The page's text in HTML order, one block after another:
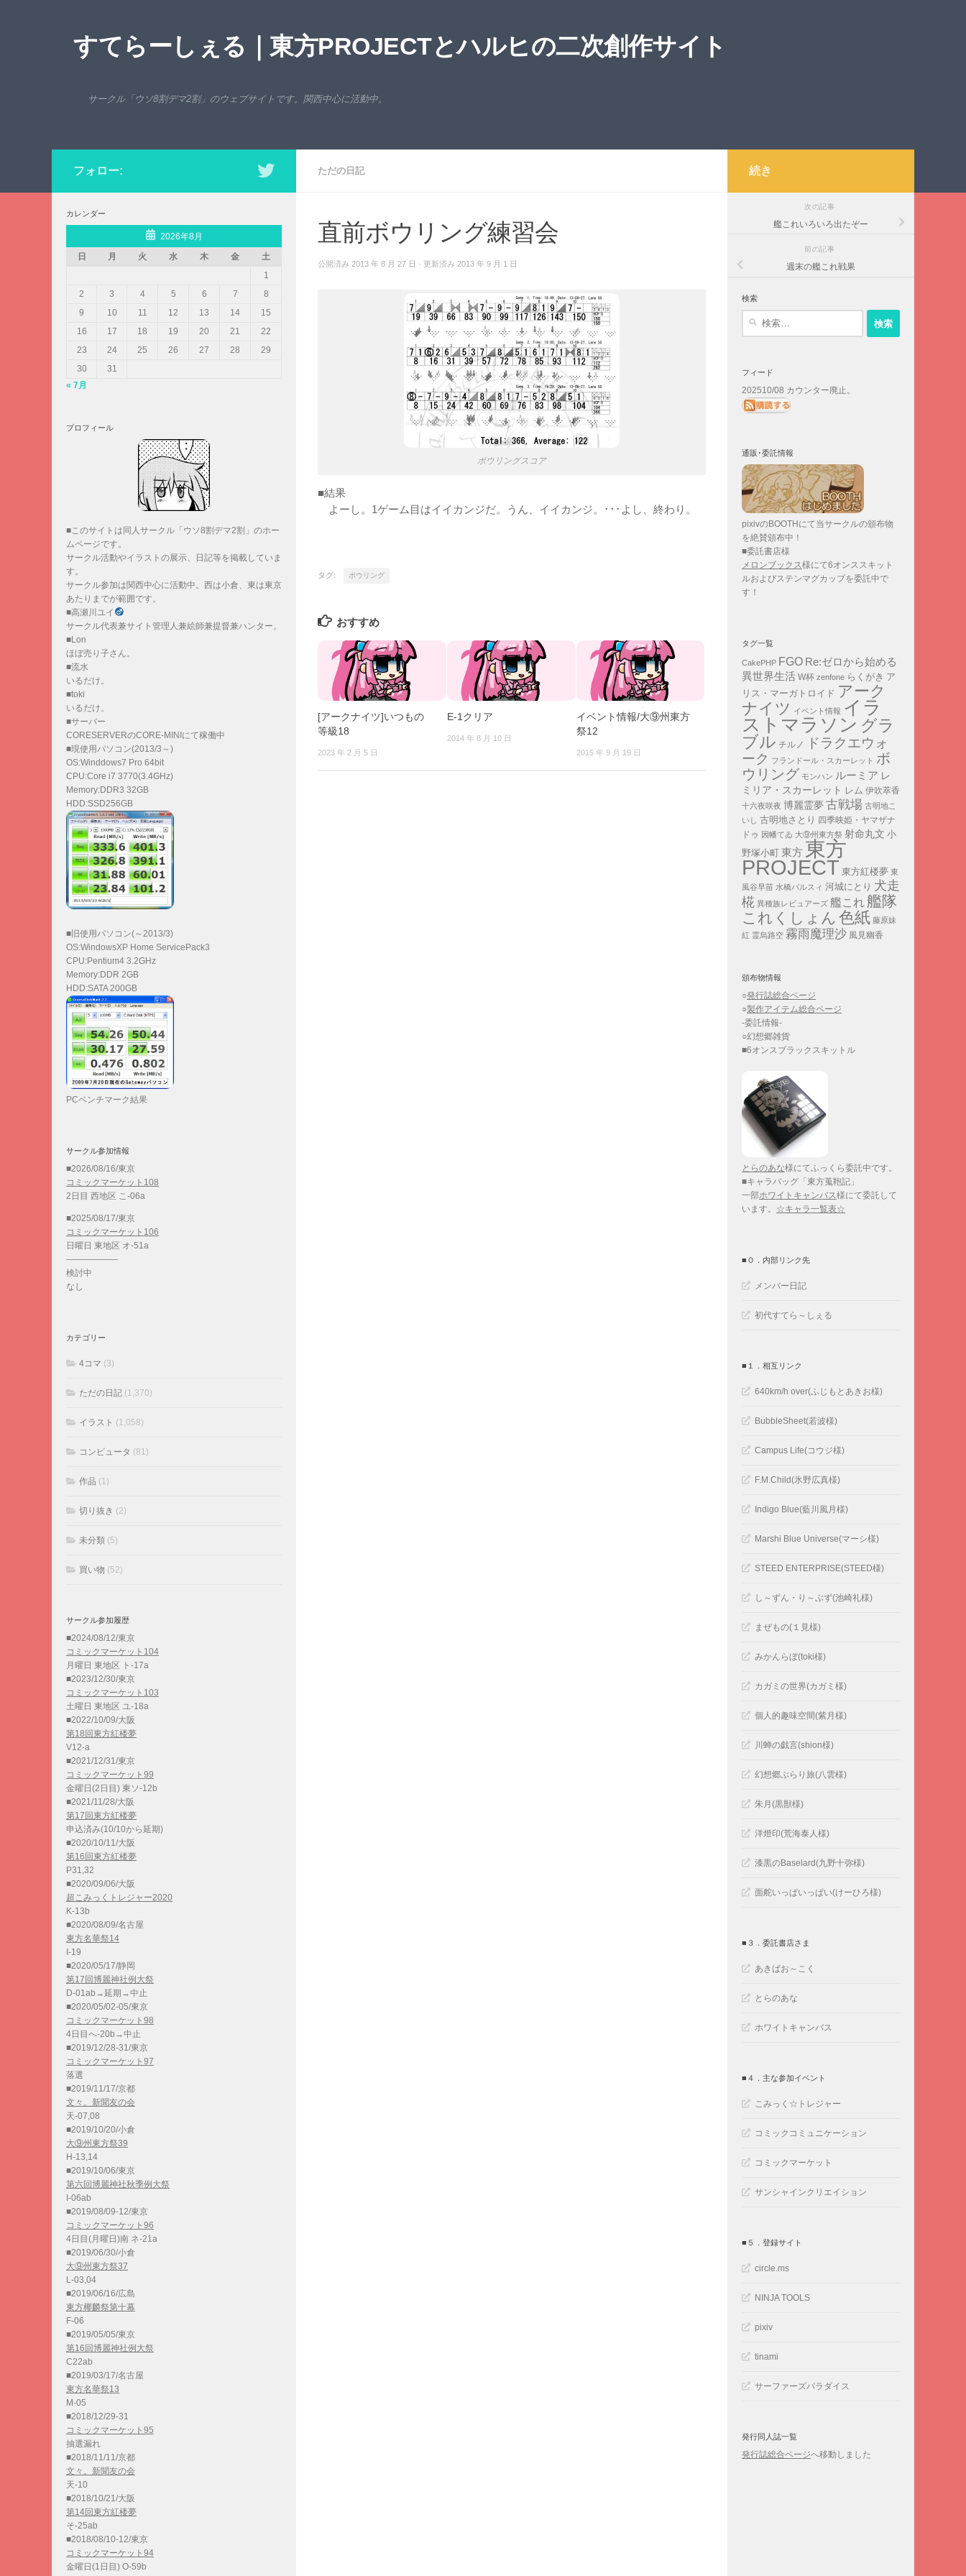
すてらーしぇる｜東方PROJECTとハルヒの二次創作サイト
サークル「ウソ8割デマ2割」のウェブサイトです。関西中心に活動中。
ただの日記
直前ボウリング練習会
公開済み 2013 年 8 月 27 日 · 更新済み 2013 年 9 月 1 日
ボウリングスコア
■結果
よーし。1ゲーム目はイイカンジだ。うん、イイカンジ。･･･よし、終わり。
タグ: ボウリング
おすすめ
[アークナイツ]いつもの
等級18
2023 年 2 月 5 日
E-1クリア
2014 年 8 月 10 日
イベント情報/大⑨州東方
祭12
2015 年 9 月 19 日
フォロー:
カレンダー
2026年8月
日
月 火 水 木 金
土
1
2
3 4 5 6 7
8
9
10 11 12 13 14
15
16
17 18 19 20 21
22
23
24 25 26 27 28
29
30
31
« 7月
プロフィール
■このサイトは同人サークル「ウソ8割デマ2割」のホー
ムページです。
サークル活動やイラストの展示、日記等を掲載していま
す。
サークル参加は関西中心に活動中。西は小倉、東は東京
あたりまでが範囲です。
■高瀬川ユイ
サークル代表兼サイト管理人兼絵師兼提督兼ハンター。
■Lon
ほぼ売り子さん。
■流水
いるだけ。
■toki
いるだけ。
■サーバー
CORESERVERのCORE-MINIにて稼働中
■現使用パソコン(2013/3～)
OS:Winddows7 Pro 64bit
CPU:Core i7 3770(3.4GHz)
Memory:DDR3 32GB
HDD:SSD256GB
■旧使用パソコン(～2013/3)
OS:WindowsXP Home ServicePack3
CPU:Pentium4 3.2GHz
Memory:DDR 2GB
HDD:SATA 200GB
PCベンチマーク結果
サークル参加情報
■2026/08/16/東京
コミックマーケット108
2日目 西地区 こ-06a
■2025/08/17/東京
コミックマーケット106
日曜日 東地区 オ-51a
——————
検討中
なし
カテゴリー
4コマ (3)
ただの日記 (1,370)
イラスト (1,058)
コンピュータ (81)
作品 (1)
切り抜き (2)
未分類 (5)
買い物 (52)
サークル参加履歴
■2024/08/12/東京
コミックマーケット104
月曜日 東地区 ト-17a
■2023/12/30/東京
コミックマーケット103
土曜日 東地区 ユ-18a
■2022/10/09/大阪
第18回東方紅楼夢
V12-a
■2021/12/31/東京
コミックマーケット99
金曜日(2日目) 東ソ-12b
■2021/11/28/大阪
第17回東方紅楼夢
申込済み(10/10から延期)
■2020/10/11/大阪
第16回東方紅楼夢
P31,32
■2020/09/06/大阪
超こみっくトレジャー2020
K-13b
■2020/08/09/名古屋
東方名華祭14
I-19
■2020/05/17/静岡
第17回博麗神社例大祭
D-01ab→延期→中止
■2020/05/02-05/東京
コミックマーケット98
4日目へ-20b→中止
■2019/12/28-31/東京
コミックマーケット97
落選
■2019/11/17/京都
文々。新聞友の会
天-07,08
■2019/10/20/小倉
大⑨州東方祭39
H-13,14
■2019/10/06/東京
第六回博麗神社秋季例大祭
I-06ab
■2019/08/09-12/東京
コミックマーケット96
4日目(月曜日)南 ネ-21a
■2019/06/30/小倉
大⑨州東方祭37
L-03,04
■2019/06/16/広島
東方椰麟祭第十幕
F-06
■2019/05/05/東京
第16回博麗神社例大祭
C22ab
■2019/03/17/名古屋
東方名華祭13
M-05
■2018/12/29-31
コミックマーケット95
抽選漏れ
■2018/11/11/京都
文々。新聞友の会
天-10
■2018/10/21/大阪
第14回東方紅楼夢
そ-25ab
■2018/08/10-12/東京
コミックマーケット94
金曜日(1日目) O-59b
続き
次の記事
艦これいろいろ出たぞー
前の記事
週末の艦これ戦果
検索
フィード
202510/08 カウンター廃止。
通販･委託情報
pixivのBOOTHにて当サークルの頒布物
を絶賛頒布中！
■委託書店様
メロンブックス様にて6オンススキット
ルおよびステンマグカップを委託中で
す！
タグ一覧
CakePHP FGO Re:ゼロから始める
異世界生活 W杯 zenfone らくがき ア
リス・マーガトロイド アーク
ナイツ イベント情報 イラ
ストマラソン グラ
ブル チルノ
ドラクエウォ
ーク フランドール・スカーレット ボ
ウリング モンハン ルーミア レ
ミリア・スカーレット
レム 伊吹萃香
十六夜咲夜 博麗霊夢 古戦場 古明地こ
いし 古明地さとり 四季映姫・ヤマザナ
ドゥ 因幡てゐ 大⑨州東方祭 射命丸文 小
野塚小町 東方 東方
PROJECT 東方紅楼夢 東
風谷早苗 水橋パルスィ 河城にとり 犬走
椛 異種族レビュアーズ 艦これ艦隊
これくしょん 色紙 藤原妹
紅 霊烏路空 霧雨魔理沙 風見幽香
頒布物情報
○発行誌総合ページ
○製作アイテム総合ページ
-委託情報-
○幻想郷雑貨
■6オンスブラックスキットル
とらのあな様にてふっくら委託中です。
■キャラバッグ「東方蒐鞄記」
一部ホワイトキャンバス様にて委託して
います。 ☆キャラ一覧表☆
■０．内部リンク先
メンバー日記
初代すてら～しぇる
■１．相互リンク
640km/h over(ふじもとあきお様)
BubbleSheet(若波様)
Campus Life(コウジ様)
F.M.Child(氷野広真様)
Indigo Blue(藍川風月様)
Marshi Blue Universe(マーシ様)
STEED ENTERPRISE(STEED様)
し～ずん・り～ぶず(池崎礼様)
まぜもの(１見様)
みかんらぼ(toki様)
カガミの世界(カガミ様)
個人的趣味空間(紫月様)
川蝉の戯言(shion様)
幻想郷ぶらり旅(八雲様)
朱月(黒獣様)
洋燈印(荒海泰人様)
漆黒のBaselard(九野十弥様)
面舵いっぱいっぱい(けーひろ様)
■３．委託書店さま
あきばお～こく
とらのあな
ホワイトキャンバス
■４．主な参加イベント
こみっく☆トレジャー
コミックコミュニケーション
コミックマーケット
サンシャインクリエイション
■５．登録サイト
circle.ms
NINJA TOOLS
pixiv
tinami
サーファーズパラダイス
発行同人誌一覧
発行誌総合ページへ移動しました